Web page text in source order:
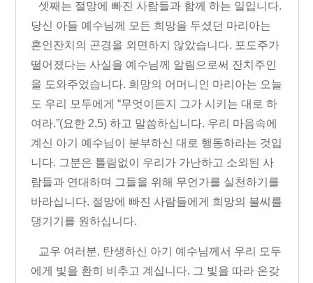
셋째는 절망에 빠진 사람들과 함께 하는 일입니다.
당신 아들 예수님께 모든 희망을 두셨던 마리아는
혼인잔치의 곤경을 외면하지 않았습니다. 포도주가
떨어졌다는 사실을 예수님께 알림으로써 잔치주인
을 도와주었습니다. 희망의 어머니인 마리아는 오늘
도 우리 모두에게 “무엇이든지 그가 시키는 대로 하
여라.”(요한 2,5) 하고 말씀하십니다. 우리 마음속에
계신 아기 예수님이 분부하신 대로 행동하라는 것입
니다. 그분은 틀림없이 우리가 가난하고 소외된 사
람들과 연대하며 그들을 위해 무언가를 실천하기를
바라십니다. 절망에 빠진 사람들에게 희망의 불씨를
댕기기를 원하십니다.
교우 여러분, 탄생하신 아기 예수님께서 우리 모두
에게 빛을 환히 비추고 계십니다. 그 빛을 따라 온갖